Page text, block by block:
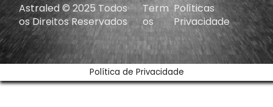
Astraled © 2025 Todos
os Direitos Reservados
Term
os
Políticas
Privacidade
Política de Privacidade